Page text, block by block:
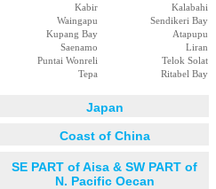
Kabir
Kalabahi
Waingapu
Sendikeri Bay
Kupang Bay
Atapupu
Saenamo
Liran
Puntai Wonreli
Telok Solat
Tepa
Ritabel Bay
Japan
Coast of China
SE PART of Aisa & SW PART of
N. Pacific Oecan